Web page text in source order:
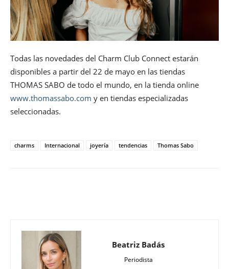
Todas las novedades del Charm Club Connect estarán
disponibles a partir del 22 de mayo en las tiendas
THOMAS SABO de todo el mundo, en la tienda online
www.thomassabo.com y en tiendas especializadas
seleccionadas.
charms Internacional joyería tendencias Thomas Sabo
Beatriz Badás
Periodista